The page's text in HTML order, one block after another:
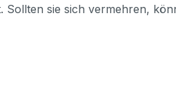
sie sich vermehren,